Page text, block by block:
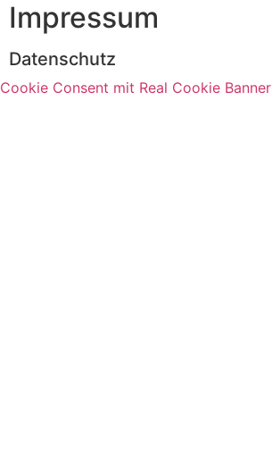
Impressum
Datenschutz
Cookie Consent mit Real Cookie Banner